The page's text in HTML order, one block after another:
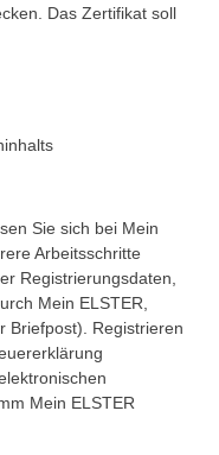
Das Zertifikat soll
Sie sich bei Mein
Arbeitsschritte
Registrierungsdaten,
Mein ELSTER,
Briefpost). Registrieren
Mein ELSTER